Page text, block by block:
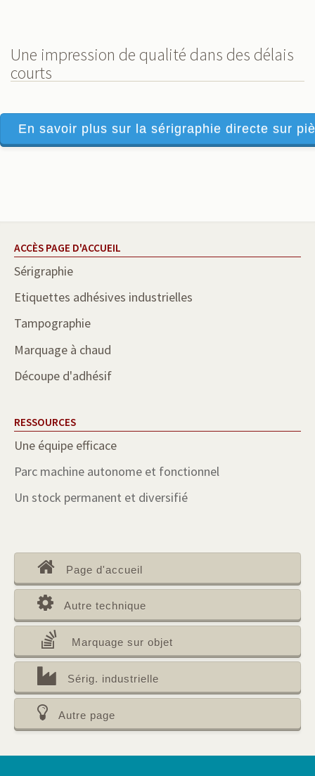
Une impression de qualité dans des délais
courts
En savoir plus sur la sérigraphie directe sur
ACCÈS PAGE D'ACCUEIL
Sérigraphie
Etiquettes adhésives industrielles
Tampographie
Marquage à chaud
Découpe d'adhésif
RESSOURCES
Une équipe efficace
Parc machine autonome et fonctionnel
Un stock permanent et diversifié
Page d'accueil
Autre technique
Marquage sur objet
Sérig. industrielle
Autre page